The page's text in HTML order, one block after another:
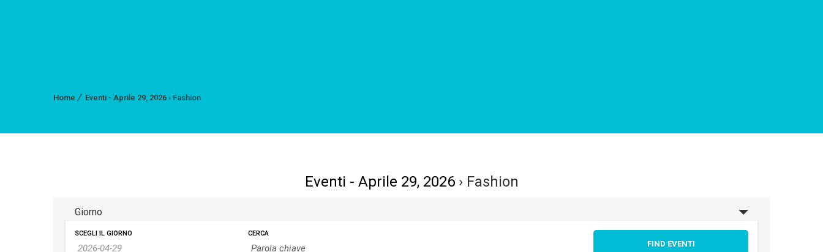
Home Eventi - Aprile 29, 2026 › Fashion
Eventi - Aprile 29, 2026› Fashion
Giorno
SCEGLI IL GIORNO CERCA